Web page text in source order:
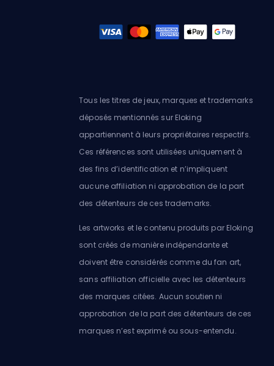
Tous les titres de jeux, marques et trademarks
déposés mentionnés sur Eloking
appartiennent à leurs propriétaires respectifs.
Ces références sont utilisées uniquement à
des fins d’identification et n’impliquent
aucune affiliation ni approbation de la part
des détenteurs de ces trademarks.
Les artworks et le contenu produits par Eloking
sont créés de manière indépendante et
doivent être considérés comme du fan art,
sans affiliation officielle avec les détenteurs
des marques citées. Aucun soutien ni
approbation de la part des détenteurs de ces
marques n’est exprimé ou sous-entendu.